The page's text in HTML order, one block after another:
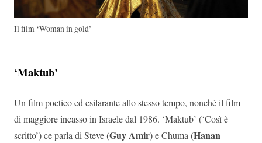
Il film ‘Woman in gold’
‘Maktub’
Un film poetico ed esilarante allo stesso tempo, nonché il film
di maggiore incasso in Israele dal 1986. ‘Maktub’ (‘Così è
scritto’) ce parla di Steve (Guy Amir) e Chuma (Hanan